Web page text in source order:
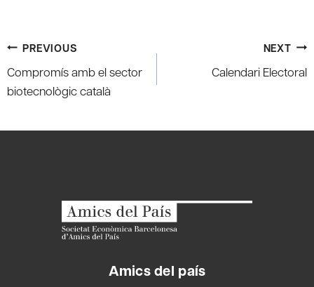
Post
navigation
PREVIOUS
Compromís amb el sector
biotecnològic català
NEXT
Calendari Electoral
Amics del país